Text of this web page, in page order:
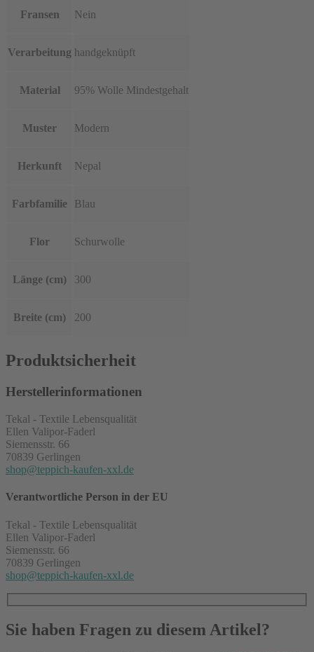
Fransen Nein
Verarbeitung handgeknüpft
Material 95% Wolle Mindestgehalt
Muster Modern
Herkunft Nepal
Farbfamilie Blau
Flor Schurwolle
Länge (cm) 300
Breite (cm) 200
Produktsicherheit
Herstellerinformationen
Tekal - Textile Lebensqualität
Ellen Valipor-Faderl
Siemensstr. 66
70839 Gerlingen
shop@teppich-kaufen-xxl.de
Verantwortliche Person in der EU
Tekal - Textile Lebensqualität
Ellen Valipor-Faderl
Siemensstr. 66
70839 Gerlingen
shop@teppich-kaufen-xxl.de
Sie haben Fragen zu diesem Artikel?